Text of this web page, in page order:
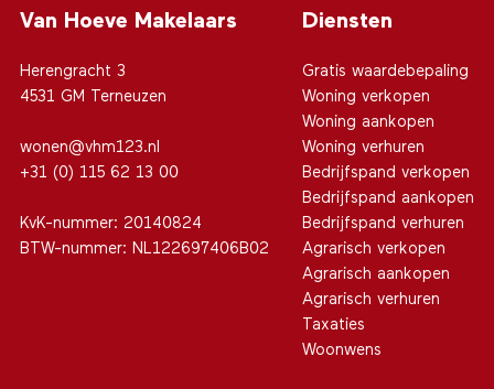
Van Hoeve Makelaars
Herengracht 3
4531 GM Terneuzen
wonen@vhm123.nl
+31 (0) 115 62 13 00
KvK-nummer: 20140824
BTW-nummer: NL122697406B02
Diensten
Gratis waardebepaling
Woning verkopen
Woning aankopen
Woning verhuren
Bedrijfspand verkopen
Bedrijfspand aankopen
Bedrijfspand verhuren
Agrarisch verkopen
Agrarisch aankopen
Agrarisch verhuren
Taxaties
Woonwens